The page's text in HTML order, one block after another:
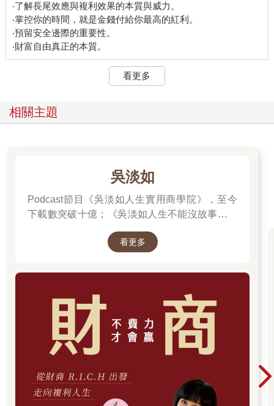
‧了解長尾效應與複利效果的本質與威力。
‧掌控你的時間，就是金錢付給你最高的紅利。
‧預留安全邊際的重要性。
看更多
相關主題
吳淡如
Podcast節目《吳淡如人生實用商學院》，至今
下載數突破十億；《吳淡如人生不能沒故事》也
讀歷史中的權力運作與人性選擇，讓看似遙遠的
看更多